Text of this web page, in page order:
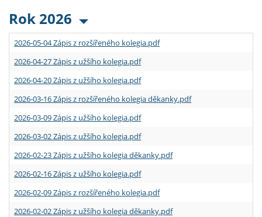
Rok 2026
2026-05-04 Zápis z rozšířeného kolegia.pdf
2026-04-27 Zápis z užšího kolegia.pdf
2026-04-20 Zápis z užšího kolegia.pdf
2026-03-16 Zápis z rozšířeného kolegia děkanky.pdf
2026-03-09 Zápis z užšího kolegia.pdf
2026-03-02 Zápis z užšího kolegia.pdf
2026-02-23 Zápis z užšího kolegia děkanky.pdf
2026-02-16 Zápis z užšího kolegia.pdf
2026-02-09 Zápis z rozšířeného kolegia.pdf
2026-02-02 Zápis z užšího kolegia děkanky.pdf